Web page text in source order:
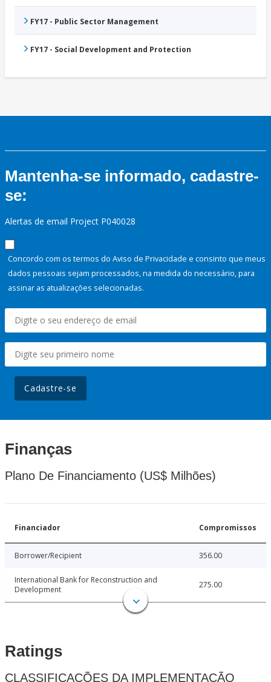
FY17 - Public Sector Management
FY17 - Social Development and Protection
Mantenha-se informado, cadastre-
se:
Alertas de email Project P040028
Concordo com os termos do Aviso de Privacidade e consinto que meus
dados pessoais sejam processados, na medida do necessário, para
assinar as atualizações selecionadas.
Cadastre-se
Finanças
Plano De Financiamento (US$ Milhões)
Financiador Compromissos
Borrower/Recipient 356.00
International Bank for Reconstruction and
Development
275.00
Ratings
CLASSIFICAÇÕES DA IMPLEMENTAÇÃO